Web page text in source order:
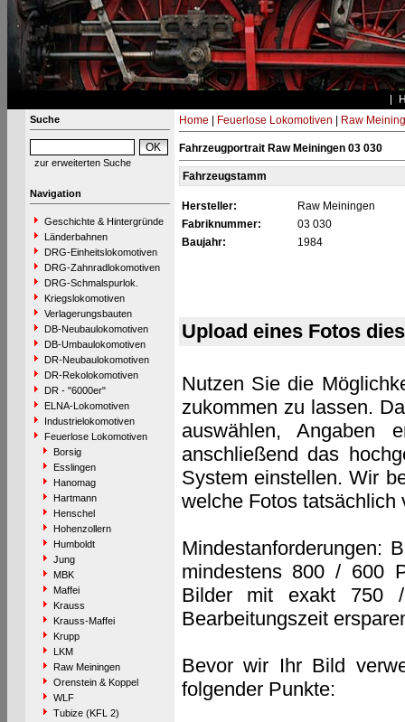
Suche
zur erweiterten Suche
Navigation
Geschichte & Hintergründe
Länderbahnen
DRG-Einheitslokomotiven
DRG-Zahnradlokomotiven
DRG-Schmalspurlok.
Kriegslokomotiven
Verlagerungsbauten
DB-Neubaulokomotiven
DB-Umbaulokomotiven
DR-Neubaulokomotiven
DR-Rekolokomotiven
DR - "6000er"
ELNA-Lokomotiven
Industrielokomotiven
Feuerlose Lokomotiven
Borsig
Esslingen
Hanomag
Hartmann
Henschel
Hohenzollern
Humboldt
Jung
MBK
Maffei
Krauss
Krauss-Maffei
Krupp
LKM
Raw Meiningen
Orenstein & Koppel
WLF
Tubize (KFL 2)
Home Feuerlose Lokomotiven Raw
Fahrzeugportrait Raw Meiningen 03 030
Fahrzeugstamm
Hersteller:
Raw Meiningen
Fabriknummer:
03 030
Baujahr:
1984
Upload eines Fotos
Nutzen Sie die
zukommen zu lassen.
auswählen, Angaben
anschließend das
System einstellen. Wir
welche Fotos tatsächlich
Mindestanforderungen:
mindestens 800 / 600
Bilder mit exakt 750
Bearbeitungszeit
Bevor wir Ihr Bild
folgender Punkte: